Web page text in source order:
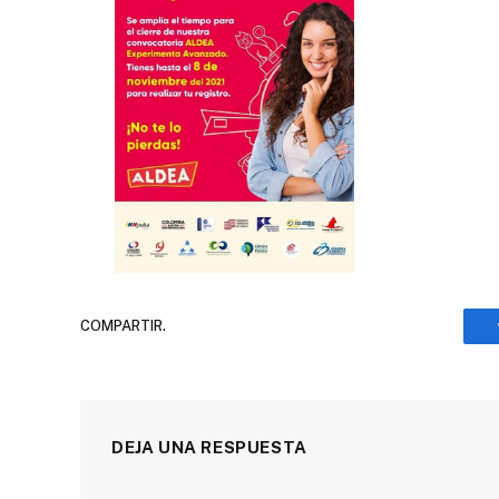
COMPARTIR.
DEJA UNA RESPUESTA